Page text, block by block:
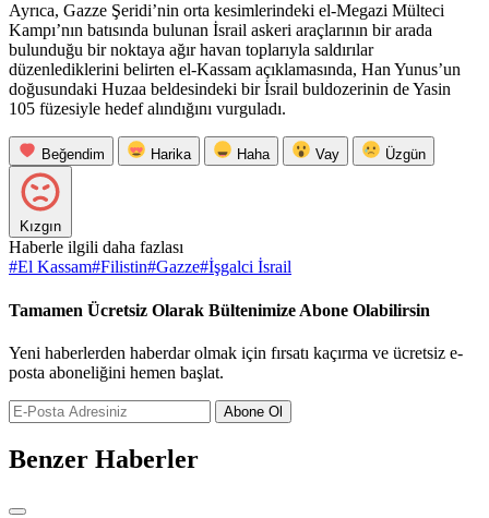
Ayrıca, Gazze Şeridi’nin orta kesimlerindeki el-Megazi Mülteci
Kampı’nın batısında bulunan İsrail askeri araçlarının bir arada
bulunduğu bir noktaya ağır havan toplarıyla saldırılar
düzenlediklerini belirten el-Kassam açıklamasında, Han Yunus’un
doğusundaki Huzaa beldesindeki bir İsrail buldozerinin de Yasin
105 füzesiyle hedef alındığını vurguladı.
Beğendim Harika Haha Vay Üzgün
Kızgın
Haberle ilgili daha fazlası
#El Kassam#Filistin#Gazze#İşgalci İsrail
Tamamen Ücretsiz Olarak Bültenimize Abone Olabilirsin
Yeni haberlerden haberdar olmak için fırsatı kaçırma ve ücretsiz e-
posta aboneliğini hemen başlat.
Abone Ol
Benzer Haberler